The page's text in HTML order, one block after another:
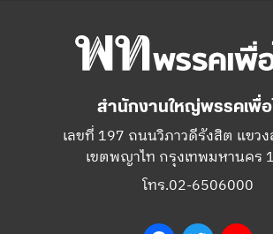
สำนักงานใหญ่พรรคเพื่อ
เลขที่ 197 ถนนวิภาวดีรังสิต แขวง
เขตพญาไท กรุงเทพมหานคร
โทร.02-6506000